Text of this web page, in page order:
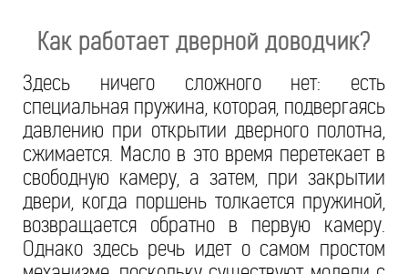
Как работает дверной доводчик?
Здесь ничего сложного нет: есть
специальная пружина, которая, подвергаясь
давлению при открытии дверного полотна,
сжимается. Масло в это время перетекает в
свободную камеру, а затем, при закрытии
двери, когда поршень толкается пружиной,
возвращается обратно в первую камеру.
Однако здесь речь идет о самом простом